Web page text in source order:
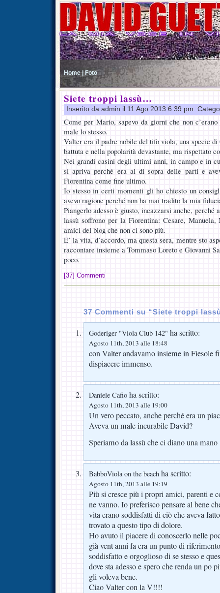
Home | Foto
Siete troppi lassù…
Inserito da admin il 11 Ago 2013 6:39 pm.
Come per Mario, sapevo da giorni che non
male lo stesso.
Valter era il padre nobile del tifo viola, una specie
battuta e nella popolarità devastante, ma rispettato
Nei grandi casini degli ultimi anni, in campo e in
si apriva perché era al di sopra delle parti e
Fiorentina come fine ultimo.
Io stesso in certi momenti gli ho chiesto un
avevo ragione perché non ha mai tradito la mia
Piangerlo adesso è giusto, incazzarsi anche, perché
lassù soffrono per la Fiorentina: Cesare,
amici del blog che non ci sono più.
E’ la vita, d’accordo, ma questa sera, mentre sto
raccontare insieme a Tommaso Loreto e Giovanni
poco.
[37] Commenti
37 Commenti su “Siete troppi
Goderiger "Viola Club 142" ha scritto:
Agosto 11th, 2013 alle 18:48
con Valter andavamo insieme in Fiesole
dispiacere immenso.
Daniele Cafio ha scritto:
Agosto 11th, 2013 alle 19:00
Un vero peccato, anche perché era un
Aveva un male incurabile David?
Speriamo da lassù che ci diano una mano
BabboViola on the beach ha scritto:
Agosto 11th, 2013 alle 19:19
Più si cresce più i propri amici, parenti e
ne vanno. Io preferisco pensare al bene
vita erano soddisfatti di ciò che aveva
trovato a questo tipo di dolore.
Ho avuto il piacere di conoscerlo nelle
già vent anni fa era un punto di
soddisfatto e orgoglioso di se stesso e
dove sta adesso e spero che renda un po
gli voleva bene.
Ciao Valter con la V!!!!